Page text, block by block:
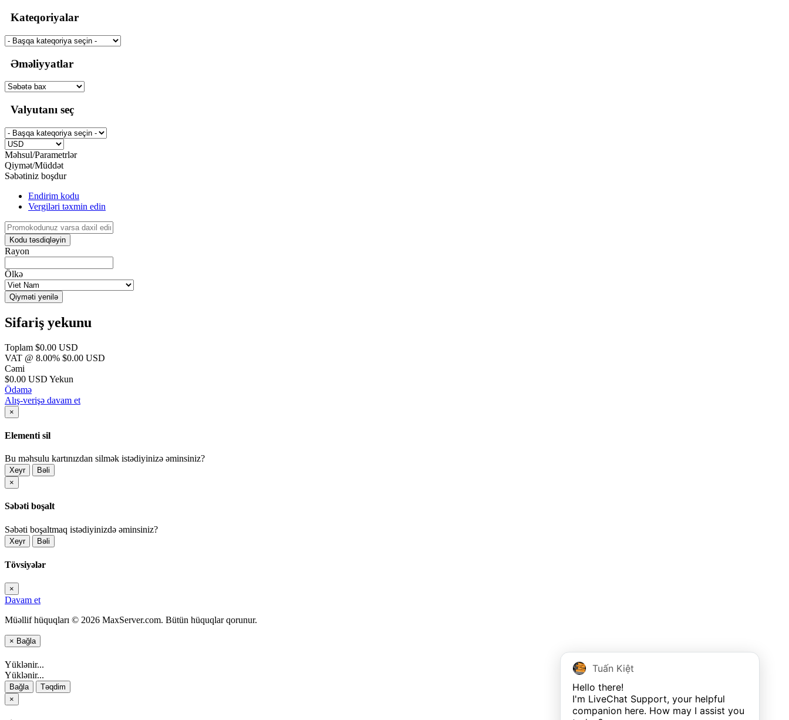
Kateqoriyalar
Əməliyyatlar
Valyutanı seç
Məhsul/Parametrlər
Qiymət/Müddət
Səbətiniz boşdur
Endirim kodu
Vergiləri təxmin edin
Kodu təsdiqləyin
Rayon
Ölkə
Qiyməti yenilə
Sifariş yekunu
Toplam $0.00 USD
VAT @ 8.00% $0.00 USD
Cəmi
$0.00 USD Yekun
Ödəmə
Alış-verişə davam et
×
Elementi sil
Bu məhsulu kartınızdan silmək istədiyinizə əminsiniz?
Xeyr
Bəli
×
Səbəti boşalt
Səbəti boşaltmaq istədiyinizdə əminsiniz?
Xeyr Bəli
Tövsiyələr
×
Davam et
Müəllif hüquqları © 2026 MaxServer.com. Bütün hüquqlar qorunur.
× Bağla
Yüklənir...
Yüklənir...
Bağla
Təqdim
×
Tuấn Kiệt
Hello there!
I'm LiveChat Support, your helpful
companion here. How may I assist you